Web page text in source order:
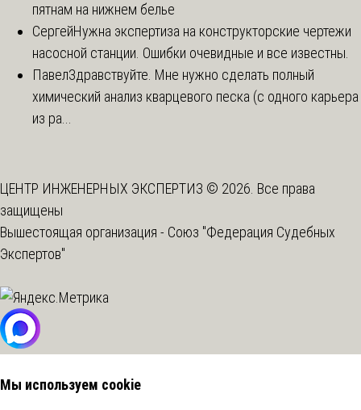
пятнам на нижнем белье
СергейНужна экспертиза на конструкторские чертежи
насосной станции. Ошибки очевидные и все известны.
ПавелЗдравствуйте. Мне нужно сделать полный
химический анализ кварцевого песка (с одного карьера
из ра...
ЦЕНТР ИНЖЕНЕРНЫХ ЭКСПЕРТИЗ © 2026. Все права
защищены
Вышестоящая организация - Союз "Федерация Судебных
Экспертов"
Мы используем cookie